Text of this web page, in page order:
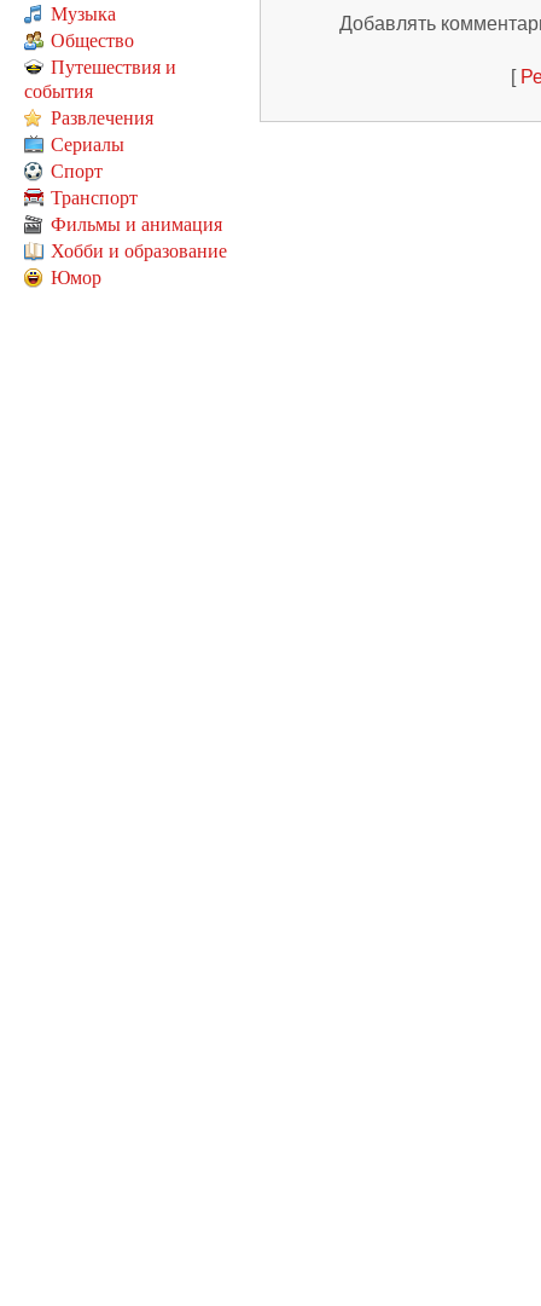
Музыка
Общество
Путешествия и
события
Развлечения
Сериалы
Спорт
Транспорт
Фильмы и анимация
Хобби и образование
Юмор
Добавлять
[